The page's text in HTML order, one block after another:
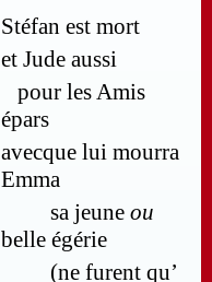
Stéfan est mort
et Jude aussi
pour les Amis
épars
avecque lui mourra
Emma
sa jeune ou
belle égérie
(ne furent qu’